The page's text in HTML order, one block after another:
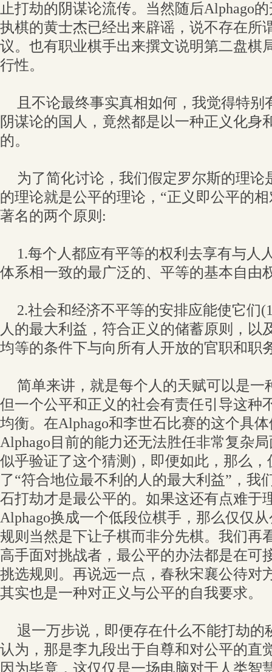
止打劫的阴谋论流传。当然随后Alphago
执棋的黄士杰已经出来辟谣，说不存在所
议。也有职业棋手出来撰文说明第二盘棋
行性。
且不论最终事实真相如何，我觉得特
阴谋论的国人，竟然都是以一种正义化身
的。
为了简化讨论，我们假定罗尔斯的理论
的理论就是公平的理论，“正义即公平的
著名的两个原则:
1.每个人都应有平等的权利去享有与人
体系相一致的最广泛的、平等的基本自由
2.社会和经济不平等的安排应能使它
人的最大利益，符合正义的储蓄原则，
均等的条件下与向所有人开放的官职和职
简单来讲，就是每个人的天赋可以是一
但一个公平和正义的社会有责任引导这种
均衡。在Alphago和李世石比赛的这个具
Alphago目前的能力还无法胜任非常复杂
似乎验证了这个猜测)，即便如此，那么
了“符合地位最不利的人的最大利益”，我
石打劫才是最公平的。如果这还有点难于
Alphago换成一个低段位棋手，那么仅仅
规则当然是下让子棋而非分先棋。我们再
高手面对挑战者，最公平的办法都是在可
挑选规则。再说远一点，春秋宋襄公待对
其实也是一种对正义与公平的自我要求。
退一万步说，即便存在什么不能打劫的
认为，那是李九段出于自尊和对公平的直
因为毕竟，这仅仅是一场电脑对于人类智